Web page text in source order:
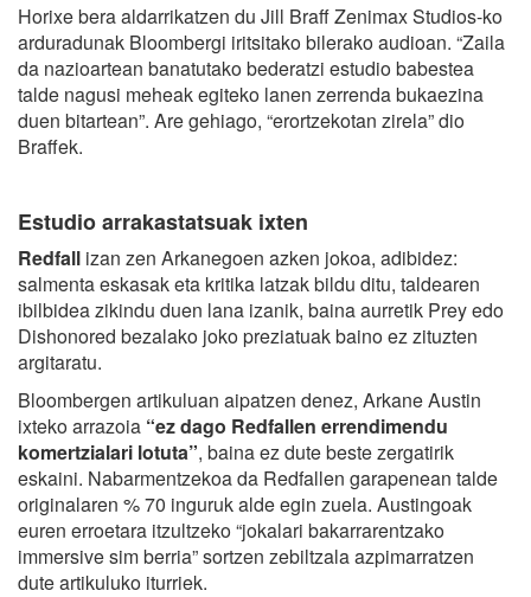
Horixe bera aldarrikatzen du Jill Braff Zenimax Studios-ko
arduradunak Bloombergi iritsitako bilerako audioan. “Zaila
da nazioartean banatutako bederatzi estudio babestea
talde nagusi meheak egiteko lanen zerrenda bukaezina
duen bitartean”. Are gehiago, “erortzekotan zirela” dio
Braffek.
Estudio arrakastatsuak ixten
Redfall izan zen Arkanegoen azken jokoa, adibidez:
salmenta eskasak eta kritika latzak bildu ditu, taldearen
ibilbidea zikindu duen lana izanik, baina aurretik Prey edo
Dishonored bezalako joko preziatuak baino ez zituzten
argitaratu.
Bloombergen artikuluan aipatzen denez, Arkane Austin
ixteko arrazoia “ez dago Redfallen errendimendu
komertzialari lotuta”, baina ez dute beste zergatirik
eskaini. Nabarmentzekoa da Redfallen garapenean talde
originalaren % 70 inguruk alde egin zuela. Austingoak
euren erroetara itzultzeko “jokalari bakarrarentzako
immersive sim berria” sortzen zebiltzala azpimarratzen
dute artikuluko iturriek.